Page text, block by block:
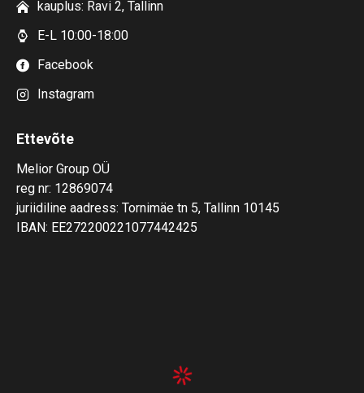
kauplus: Ravi 2, Tallinn
E-L 10:00-18:00
Facebook
Instagram
Ettevõte
Melior Group OÜ
reg nr: 12869074
juriidiline aadress: Tornimäe tn 5, Tallinn 10145
IBAN: EE272200221077442425